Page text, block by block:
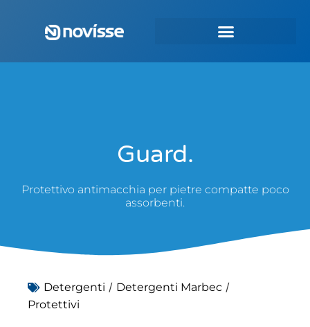
Guard.
Protettivo antimacchia per pietre compatte poco
assorbenti.
Detergenti / Detergenti Marbec /
Protettivi